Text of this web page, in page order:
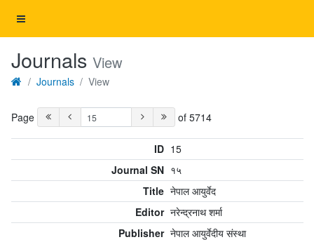
Journals View
Journals View
Page of 5714
ID 15
Journal SN १५
Title नेपाल आयुर्वेद
Editor नरेन्द्रनाथ शर्मा
Publisher नेपाल आयुर्वेदीय संस्था